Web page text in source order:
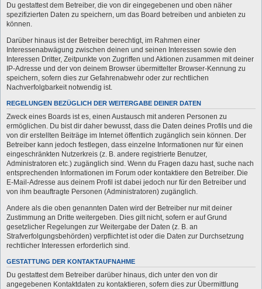
Du gestattest dem Betreiber, die von dir eingegebenen und oben näher
spezifizierten Daten zu speichern, um das Board betreiben und anbieten zu
können.
Darüber hinaus ist der Betreiber berechtigt, im Rahmen einer
Interessenabwägung zwischen deinen und seinen Interessen sowie den
Interessen Dritter, Zeitpunkte von Zugriffen und Aktionen zusammen mit deiner
IP-Adresse und der von deinem Browser übermittelter Browser-Kennung zu
speichern, sofern dies zur Gefahrenabwehr oder zur rechtlichen
Nachverfolgbarkeit notwendig ist.
REGELUNGEN BEZÜGLICH DER WEITERGABE DEINER DATEN
Zweck eines Boards ist es, einen Austausch mit anderen Personen zu
ermöglichen. Du bist dir daher bewusst, dass die Daten deines Profils und die
von dir erstellten Beiträge im Internet öffentlich zugänglich sein können. Der
Betreiber kann jedoch festlegen, dass einzelne Informationen nur für einen
eingeschränkten Nutzerkreis (z. B. andere registrierte Benutzer,
Administratoren etc.) zugänglich sind. Wenn du Fragen dazu hast, suche nach
entsprechenden Informationen im Forum oder kontaktiere den Betreiber. Die
E-Mail-Adresse aus deinem Profil ist dabei jedoch nur für den Betreiber und
von ihm beauftragte Personen (Administratoren) zugänglich.
Andere als die oben genannten Daten wird der Betreiber nur mit deiner
Zustimmung an Dritte weitergeben. Dies gilt nicht, sofern er auf Grund
gesetzlicher Regelungen zur Weitergabe der Daten (z. B. an
Strafverfolgungsbehörden) verpflichtet ist oder die Daten zur Durchsetzung
rechtlicher Interessen erforderlich sind.
GESTATTUNG DER KONTAKTAUFNAHME
Du gestattest dem Betreiber darüber hinaus, dich unter den von dir
angegebenen Kontaktdaten zu kontaktieren, sofern dies zur Übermittlung